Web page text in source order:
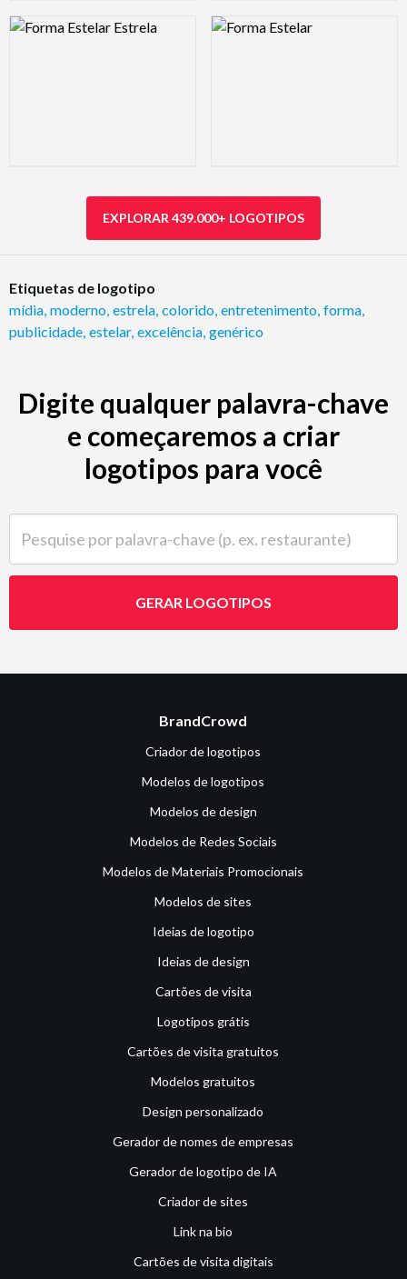
Logo Preview Image Logo Preview Image
EXPLORAR 439.000+ LOGOTIPOS
Etiquetas de logotipo
mídia moderno estrela colorido entretenimento forma
publicidade estelar, excelência genérico
Digite qualquer palavra-chave
e começaremos a criar
logotipos para você
GERAR LOGOTIPOS
BrandCrowd
Criador de logotipos
Modelos de logotipos
Modelos de design
Modelos de Redes Sociais
Modelos de Materiais Promocionais
Modelos de sites
Ideias de logotipo
Ideias de design
Cartões de visita
Logotipos grátis
Cartões de visita gratuitos
Modelos gratuitos
Design personalizado
Gerador de nomes de empresas
Gerador de logotipo de IA
Criador de sites
Link na bio
Cartões de visita digitais